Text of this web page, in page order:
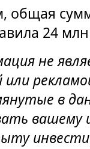
общая
24
не
или
в
вашему